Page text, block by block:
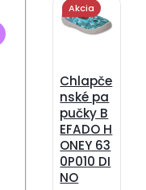
Chlapče
nské pa
pučky B
EFADO H
ONEY 63
0P010 DI
NO
Akcia